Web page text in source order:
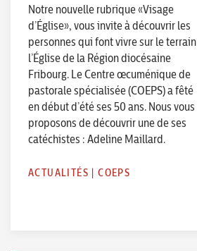
Notre nouvelle rubrique «Visage
d’Église», vous invite à découvrir les
personnes qui font vivre sur le terrain
l’Église de la Région diocésaine
Fribourg. Le Centre œcuménique de
pastorale spécialisée (COEPS) a fêté
en début d’été ses 50 ans. Nous vous
proposons de découvrir une de ses
catéchistes : Adeline Maillard.
ACTUALITÉS |COEPS